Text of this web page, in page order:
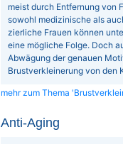
meist durch Entfernung von
sowohl medizinische als
zierliche Frauen können
eine mögliche Folge. Doch
Abwägung der genauen
Brustverkleinerung von den
mehr zum Thema
Anti-Aging